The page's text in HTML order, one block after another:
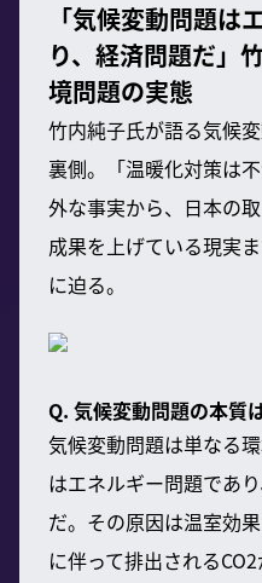
「気候変動問題は
り、経済問題だ」
境問題の実態
竹内純子氏が語る気候
裏側。「温暖化対策は
外な事実から、日本の
成果を上げている現実
に迫る。
Q. 気候変動問題の本質
気候変動問題は単なる
はエネルギー問題であ
だ。その原因は温室効
に伴って排出される